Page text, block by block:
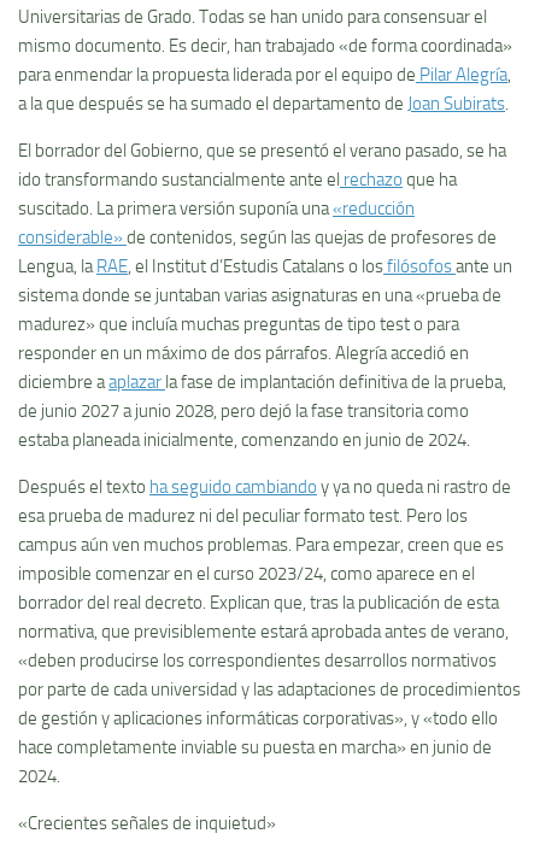
Universitarias de Grado. Todas se han unido para consensuar el
mismo documento. Es decir, han trabajado «de forma coordinada»
para enmendar la propuesta liderada por el equipo de Pilar Alegría,
a la que después se ha sumado el departamento de Joan Subirats.
El borrador del Gobierno, que se presentó el verano pasado, se ha
ido transformando sustancialmente ante el rechazo que ha
suscitado. La primera versión suponía una«reducción
considerable» de contenidos, según las quejas de profesores de
Lengua, laRAE, el Institut d’Estudis Catalans o losfilósofosante un
sistema donde se juntaban varias asignaturas en una «prueba de
madurez» que incluía muchas preguntas de tipo test o para
responder en un máximo de dos párrafos. Alegría accedió en
diciembre aaplazar la fase de implantación definitiva de la prueba,
de junio 2027 a junio 2028, pero dejó la fase transitoria como
estaba planeada inicialmente, comenzando en junio de 2024.
Después el texto ha seguido cambiando y ya no queda ni rastro de
esa prueba de madurez ni del peculiar formato test. Pero los
campus aún ven muchos problemas. Para empezar, creen que es
imposible comenzar en el curso 2023/24, como aparece en el
borrador del real decreto. Explican que, tras la publicación de esta
normativa, que previsiblemente estará aprobada antes de verano,
«deben producirse los correspondientes desarrollos normativos
por parte de cada universidad y las adaptaciones de procedimientos
de gestión y aplicaciones informáticas corporativas», y «todo ello
hace completamente inviable su puesta en marcha» en junio de
2024.
«Crecientes señales de inquietud»